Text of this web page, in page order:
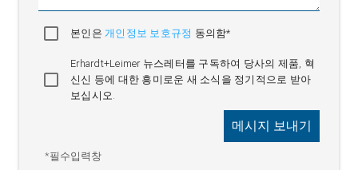
본인은 개인정보 보호규정 동의함*
Erhardt+Leimer 뉴스레터를 구독하여 당사의 제품, 혁
신신 등에 대한 흥미로운 새 소식을 정기적으로 받아
보십시오.
*필수입력창
메시지 보내기